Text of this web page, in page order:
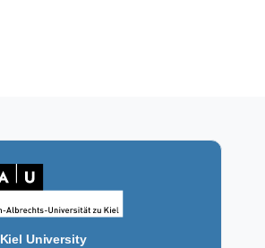
Kiel University